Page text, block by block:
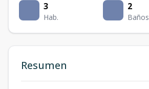
3
Hab.
2
Baños
Resumen